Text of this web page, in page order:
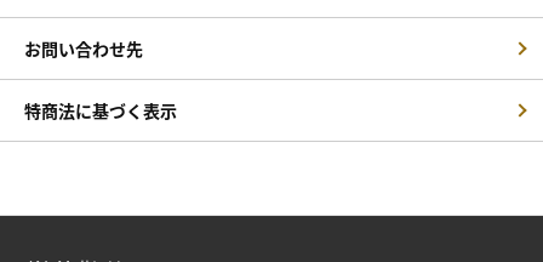
お問い合わせ先
特商法に基づく表示